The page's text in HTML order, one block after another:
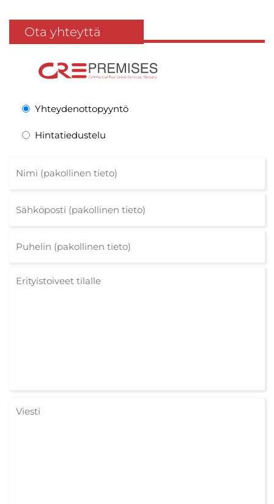
Ota yhteyttä
Yhteydenottopyyntö
Hintatiedustelu